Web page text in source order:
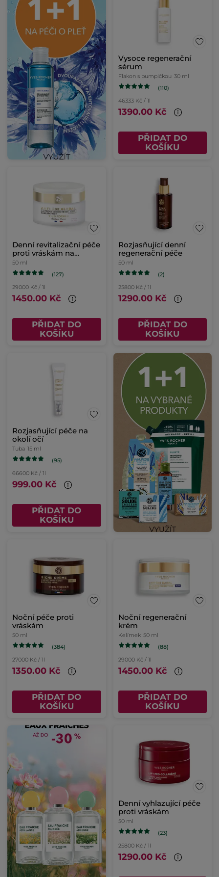
Vysoce regenerační
sérum
Flakon s pumpičkou 30 ml
(110)
46333 Kč / 1l
1390.00 Kč
PŘIDAT DO
KOŠÍKU
Denní revitalizační péče
proti vráskám na
suchou pleť
50 ml
(127)
29000 Kč / 1l
1450.00 Kč
PŘIDAT DO
KOŠÍKU
Rozjasňující denní
regenerační péče
50 ml
(2)
25800 Kč / 1l
1290.00 Kč
PŘIDAT DO
KOŠÍKU
Rozjasňující péče na
okolí očí
Tuba 15 ml
(95)
66600 Kč / 1l
999.00 Kč
PŘIDAT DO
KOŠÍKU
Noční péče proti
vráskám
50 ml
(384)
27000 Kč / 1l
1350.00 Kč
PŘIDAT DO
KOŠÍKU
Noční regenerační
krém
Kelímek 50 ml
(88)
29000 Kč / 1l
1450.00 Kč
PŘIDAT DO
KOŠÍKU
Denní vyhlazující péče
proti vráskám
50 ml
(23)
25800 Kč / 1l
1290.00 Kč